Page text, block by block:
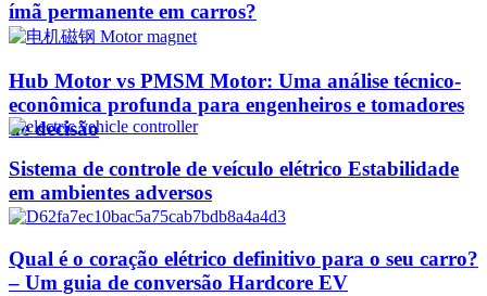
ímã permanente em carros?
Hub Motor vs PMSM Motor: Uma análise técnico-
econômica profunda para engenheiros e tomadores
de decisão
Sistema de controle de veículo elétrico Estabilidade
em ambientes adversos
Qual é o coração elétrico definitivo para o seu carro?
– Um guia de conversão Hardcore EV